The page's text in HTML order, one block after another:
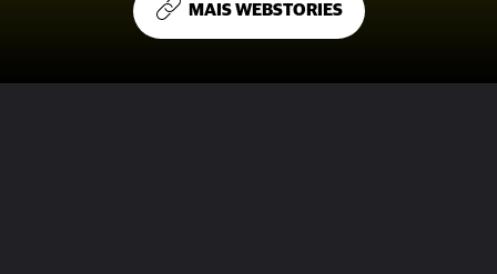
MAIS WEBSTORIES